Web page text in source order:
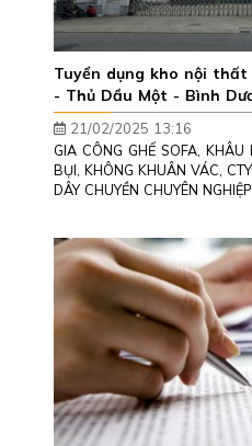
Tuyển dụng kho nội thất
- Thủ Dầu Một - Bình
21/02/2025 13:16
GIA CÔNG GHẾ SOFA,
BỤI, KHÔNG KHUÂN VÁC,
DÂY CHUYỀN CHUYÊN NGHIỆP